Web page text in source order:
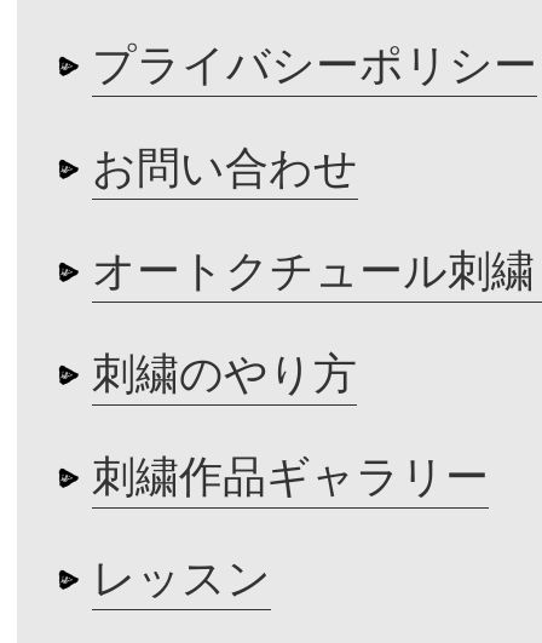
プライバシーポリシー
お問い合わせ
オートクチュール刺
刺繍のやり方
刺繍作品ギャラリー
レッスン